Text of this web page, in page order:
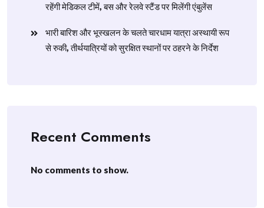
रहेंगी मेडिकल टीमें, बस और रेलवे स्टैंड पर मिलेंगी एंबुलेंस
​भारी बारिश और भूस्खलन के चलते चारधाम यात्रा अस्थायी रूप
से रुकी, तीर्थयात्रियों को सुरक्षित स्थानों पर ठहरने के निर्देश
Recent Comments
No comments to show.